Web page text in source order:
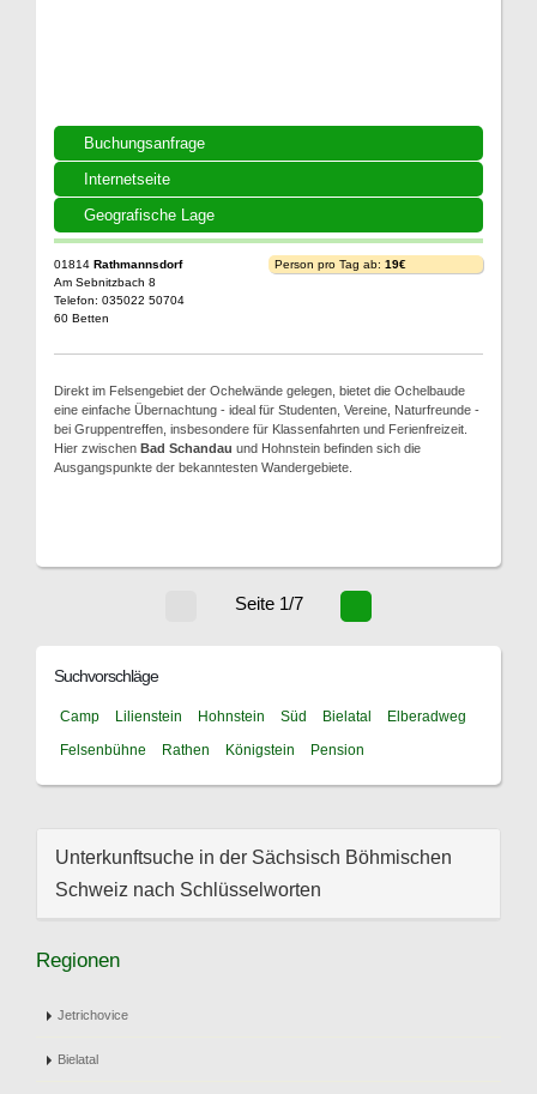
Buchungsanfrage
Internetseite
Geografische Lage
01814 Rathmannsdorf
Am Sebnitzbach 8
Telefon: 035022 50704
60 Betten
Person pro Tag ab: 19€
Direkt im Felsengebiet der Ochelwände gelegen, bietet die Ochelbaude
eine einfache Übernachtung - ideal für Studenten, Vereine, Naturfreunde -
bei Gruppentreffen, insbesondere für Klassenfahrten und Ferienfreizeit.
Hier zwischen Bad Schandau und Hohnstein befinden sich die
Ausgangspunkte der bekanntesten Wandergebiete.
Seite 1/7
Suchvorschläge
Camp Lilienstein Hohnstein Süd Bielatal
Elberadweg
Felsenbühne
Rathen Königstein Pension
Unterkunftsuche in der Sächsisch Böhmischen
Schweiz nach Schlüsselworten
Regionen
Jetrichovice
Bielatal